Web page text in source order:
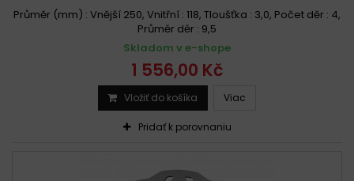
Průměr (mm) : Vnější 250, Vnitřní : 118, Tloušťka : 3,0, Počet děr : 4,
Průměr děr : 9,5
Skladom v e-shope
1 556,00 Kč
Vložiť do košíka Viac
Pridať k porovnaniu